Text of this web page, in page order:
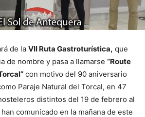
de la VII Ruta Gastroturística, que
de nombre y pasa a llamarse “Route
con motivo del 90 aniversario
Paraje Natural del Torcal, en 47
distintos del 19 de febrero al
comunicado en la mañana de este